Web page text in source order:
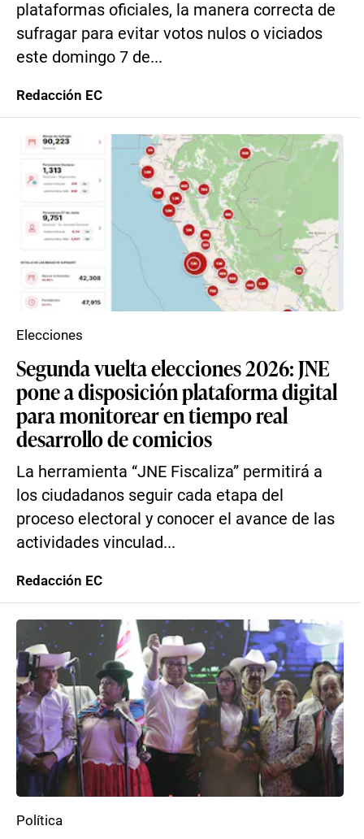
plataformas oficiales, la manera correcta de
sufragar para evitar votos nulos o viciados
este domingo 7 de...
Redacción EC
Segunda vuelta elecciones 2026: JNE
pone a disposición plataforma digital
para monitorear en tiempo real
desarrollo de comicios
La herramienta “JNE Fiscaliza” permitirá a
los ciudadanos seguir cada etapa del
proceso electoral y conocer el avance de las
actividades vinculad...
Elecciones
Redacción EC
Política